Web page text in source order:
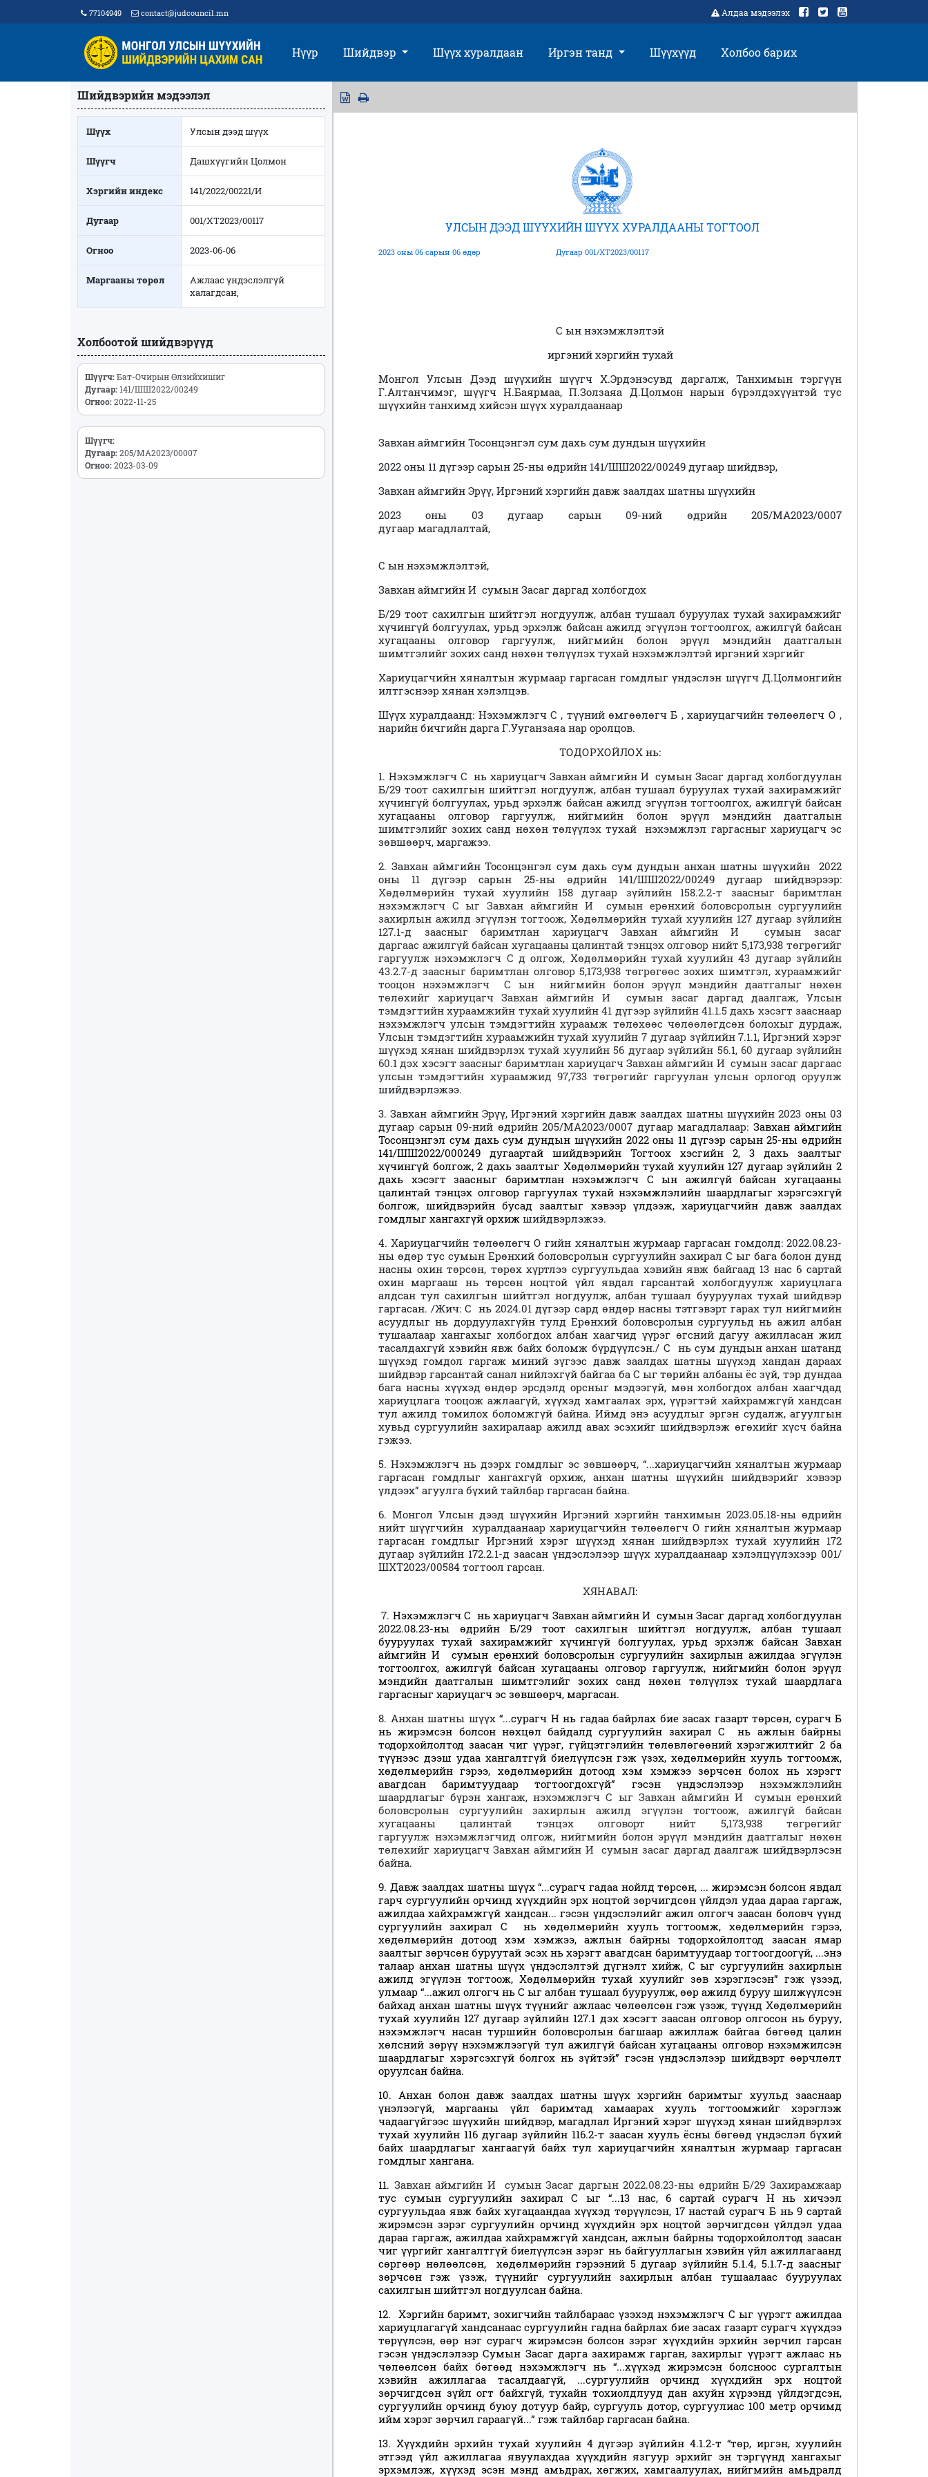
77104949 contact@judcouncil.mn Алдаа мэдээлэх
Нүүр Шийдвэр Шүүх хуралдаан Иргэн танд Шүүхүүд Холбоо барих
Шийдвэрийн мэдээлэл
Шүүх Улсын дээд шүүх
Шүүгч Дашхүүгийн Цолмон
Хэргийн индекс 141/2022/00221/И
Дугаар 001/ХТ2023/00117
Огноо 2023-06-06
Маргааны төрөл
Ажлаас үндэслэлгүй
халагдсан,
Холбоотой шийдвэрүүд
Шүүгч:Бат-Очирын Өлзийхишиг
Дугаар:141/ШШ2022/00249
Огноо:2022-11-25
Шүүгч:
Дугаар:205/МА2023/00007
Огноо:2023-03-09
УЛСЫН ДЭЭД ШҮҮХИЙН ШҮҮХ ХУРАЛДААНЫ ТОГТООЛ
2023 оны 06 сарын 06 өдөр Дугаар 001/ХТ2023/00117
С ын нэхэмжлэлтэй
иргэний хэргийн тухай
Монгол Улсын Дээд шүүхийн шүүгч Х.Эрдэнэсувд даргалж, Танхимын тэргүүн
Г.Алтанчимэг, шүүгч Н.Баярмаа, П.Золзаяа Д.Цолмон нарын бүрэлдэхүүнтэй тус
шүүхийн танхимд хийсэн шүүх хуралдаанаар
Завхан аймгийн Тосонцэнгэл сум дахь сум дундын шүүхийн
2022 оны 11 дүгээр сарын 25-ны өдрийн 141/ШШ2022/00249 дугаар шийдвэр,
Завхан аймгийн Эрүү, Иргэний хэргийн давж заалдах шатны шүүхийн
2023 оны 03 дугаар сарын 09-ний өдрийн 205/МА2023/0007
дугаар магадлалтай,
С ын нэхэмжлэлтэй,
Завхан аймгийн И сумын Засаг даргад холбогдох
Б/29 тоот сахилгын шийтгэл ногдуулж, албан тушаал буруулах тухай захирамжийг
хүчингүй болгуулах, урьд эрхэлж байсан ажилд эгүүлэн тогтоолгох, ажилгүй байсан
хугацааны олговор гаргуулж, нийгмийн болон эрүүл мэндийн даатгалын
шимтгэлийг зохих санд нөхөн төлүүлэх тухай нэхэмжлэлтэй иргэний хэргийг
Хариуцагчийн хяналтын журмаар гаргасан гомдлыг үндэслэн шүүгч Д.Цолмонгийн
илтгэснээр хянан хэлэлцэв.
Шүүх хуралдаанд: Нэхэмжлэгч С , түүний өмгөөлөгч Б , хариуцагчийн төлөөлөгч О ,
нарийн бичгийн дарга Г.Ууганзаяа нар оролцов.
ТОДОРХОЙЛОХ нь:
1. Нэхэмжлэгч С нь хариуцагч Завхан аймгийн И сумын Засаг даргад холбогдуулан
Б/29 тоот сахилгын шийтгэл ногдуулж, албан тушаал буруулах тухай захирамжийг
хүчингүй болгуулах, урьд эрхэлж байсан ажилд эгүүлэн тогтоолгох, ажилгүй байсан
хугацааны олговор гаргуулж, нийгмийн болон эрүүл мэндийн даатгалын
шимтгэлийг зохих санд нөхөн төлүүлэх тухай нэхэмжлэл гаргасныг хариуцагч эс
зөвшөөрч, маргажээ.
2. Завхан аймгийн Тосонцэнгэл сум дахь сум дундын анхан шатны шүүхийн 2022
оны 11 дүгээр сарын 25-ны өдрийн 141/ШШ2022/00249 дугаар шийдвэрээр:
Хөдөлмөрийн тухай хуулийн 158 дугаар зүйлийн 158.2.2-т заасныг баримтлан
нэхэмжлэгч С ыг Завхан аймгийн И сумын ерөнхий боловсролын сургуулийн
захирлын ажилд эгүүлэн тогтоож,Хөдөлмөрийн тухай хуулийн 127 дугаар зүйлийн
127.1-д заасныг баримтлан хариуцагч Завхан аймгийн И сумын засаг
даргаас ажилгүй байсан хугацааны цалинтай тэнцэх олговор нийт 5,173,938 төгрөгийг
гаргуулж нэхэмжлэгч С д олгож, Хөдөлмөрийн тухай хуулийн 43 дугаар зүйлийн
43.2.7-д заасныг баримтлан олговор 5,173,938 төгрөгөөс зохих шимтгэл, хураамжийг
тооцон нэхэмжлэгч С ын нийгмийн болон эрүүл мэндийн даатгалыг нөхөн
төлөхийг хариуцагчЗавхан аймгийн И сумын засаг даргад даалгаж, Улсын
тэмдэгтийн хураамжийн тухай хуулийн 41 дүгээр зүйлийн 41.1.5 дахь хэсэгт зааснаар
нэхэмжлэгч улсын тэмдэгтийн хураамж төлөхөөс чөлөөлөгдсөн болохыг дурдаж,
Улсын тэмдэгтийн хураамжийн тухай хуулийн 7 дугаар зүйлийн 7.1.1, Иргэний хэрэг
шүүхэд хянан шийдвэрлэх тухай хуулийн 56 дугаар зүйлийн 56.1, 60 дугаар зүйлийн
60.1 дэх хэсэгт заасныг баримтлан хариуцагч Завхан аймгийн И сумын засаг даргаас
улсын тэмдэгтийн хураамжид 97,733 төгрөгийг гаргуулан улсын орлогод оруулж
шийдвэрлэжээ.
3. Завхан аймгийн Эрүү, Иргэний хэргийн давж заалдах шатны шүүхийн 2023 оны 03
дугаар сарын 09-ний өдрийн 205/МА2023/0007 дугаар магадлалаар: Завхан аймгийн
Тосонцэнгэл сум дахь сум дундын шүүхийн 2022 оны 11 дүгээр сарын 25-ны өдрийн
141/ШШ2022/000249 дугаартай шийдвэрийн Тогтоох хэсгийн 2, 3 дахь заалтыг
хүчингүй болгож, 2 дахь заалтыг Хөдөлмөрийн тухай хуулийн 127 дугаар зүйлийн 2
дахь хэсэгт заасныг баримтлан нэхэмжлэгч С ын ажилгүй байсан хугацааны
цалинтай тэнцэх олговор гаргуулах тухай нэхэмжлэлийн шаардлагыг хэрэгсэхгүй
болгож, шийдвэрийн бусад заалтыг хэвээр үлдээж, хариуцагчийн давж заалдах
гомдлыг хангахгүй орхиж шийдвэрлэжээ.
4.Хариуцагчийн төлөөлөгч О гийн хяналтын журмаар гаргасан гомдолд: 2022.08.23-
ны өдөр тус сумын Ерөнхий боловсролын сургуулийн захирал С ыг бага болон дунд
насны охин төрсөн, төрөх хүртлээ сургуульдаа хэвийн явж байгаад 13 нас 6 сартай
охин маргааш нь төрсөн ноцтой үйл явдал гарсантай холбогдуулж хариуцлага
алдсан тул сахилгын шийтгэл ногдуулж, албан тушаал бууруулах тухай шийдвэр
гаргасан. /Жич: С нь 2024.01 дүгээр сард өндөр насны тэтгэвэрт гарах тул нийгмийн
асуудлыг нь дордуулахгүйн тулд Ерөнхий боловсролын сургуульд нь ажил албан
тушаалаар хангахыг холбогдох албан хаагчид үүрэг өгсний дагуу ажилласан жил
тасалдахгүй хэвийн явж байх боломж бүрдүүлсэн./ С нь сум дундын анхан шатанд
шүүхэд гомдол гаргаж миний зүгээс давж заалдах шатны шүүхэд хандан дараах
шийдвэр гарсантай санал нийлэхгүй байгаа ба С ыг төрийн албаны ёс зүй, тэр дундаа
бага насны хүүхэд өндөр эрсдэлд орсныг мэдээгүй, мөн холбогдох албан хаагчдад
хариуцлага тооцож ажлаагүй, хүүхэд хамгаалах эрх, үүрэгтэй хайхрамжгүй хандсан
тул ажилд томилох боломжгүй байна. Иймд энэ асуудлыг эргэн судалж, агуулгын
хувьд сургуулийн захиралаар ажилд авах эсэхийг шийдвэрлэж өгөхийг хүсч байна
гэжээ.
5. Нэхэмжлэгч нь дээрх гомдлыг эс зөвшөөрч, “...хариуцагчийн хяналтын журмаар
гаргасан гомдлыг хангахгүй орхиж, анхан шатны шүүхийн шийдвэрийг хэвээр
үлдээх” агуулга бүхий тайлбар гаргасан байна.
6. Монгол Улсын дээд шүүхийн Иргэний хэргийн танхимын 2023.05.18-ны өдрийн
нийт шүүгчийн хуралдаанаар хариуцагчийн төлөөлөгч О гийн хяналтын журмаар
гаргасан гомдлыг Иргэний хэрэг шүүхэд хянан шийдвэрлэх тухай хуулийн 172
дугаар зүйлийн 172.2.1-д заасан үндэслэлээр шүүх хуралдаанаар хэлэлцүүлэхээр 001/
ШХТ2023/00584 тогтоол гарсан.
ХЯНАВАЛ:
7. Нэхэмжлэгч С нь хариуцагч Завхан аймгийн И сумын Засаг даргад холбогдуулан
2022.08.23-ны өдрийн Б/29 тоот сахилгын шийтгэл ногдуулж, албан тушаал
бууруулах тухай захирамжийг хүчингүй болгуулах, урьд эрхэлж байсан Завхан
аймгийн И сумын ерөнхий боловсролын сургуулийн захирлын ажилдаа эгүүлэн
тогтоолгох, ажилгүй байсан хугацааны олговор гаргуулж, нийгмийн болон эрүүл
мэндийн даатгалын шимтгэлийг зохих санд нөхөн төлүүлэх тухай шаардлага
гаргасныг хариуцагч эс зөвшөөрч, маргасан.
8. Анхан шатны шүүх “...сурагч Н нь гадаа байрлах бие засах газарт төрсөн, сурагч Б
нь жирэмсэн болсон нөхцөл байдалд сургуулийн захирал С нь ажлын байрны
тодорхойлолтод заасан чиг үүрэг, гүйцэтгэлийн төлөвлөгөөний хэрэгжилтийг 2 ба
түүнээс дээш удаа хангалтгүй биелүүлсэн гэж үзэх, хөдөлмөрийн хууль тогтоомж,
хөдөлмөрийн гэрээ, хөдөлмөрийн дотоод хэм хэмжээ зөрчсөн болох нь хэрэгт
авагдсан баримтуудаар тогтоогдохгүй” гэсэн үндэслэлээр нэхэмжлэлийн
шаардлагыг бүрэн хангаж, нэхэмжлэгч С ыг Завхан аймгийн И сумын ерөнхий
боловсролын сургуулийн захирлын ажилд эгүүлэн тогтоож,ажилгүй байсан
хугацааны цалинтай тэнцэх олговорт нийт 5,173,938 төгрөгийг
гаргуулж нэхэмжлэгчид олгож, нийгмийн болон эрүүл мэндийн даатгалыг нөхөн
төлөхийг хариуцагчЗавхан аймгийн И сумын засаг даргад даалгажшийдвэрлэсэн
байна.
9. Давж заалдах шатны шүүх “...сурагч гадаа нойлд төрсөн, ... жирэмсэн болсон явдал
гарч сургуулийн орчинд хүүхдийн эрх ноцтой зөрчигдсөн үйлдэл удаа дараа гаргаж,
ажилдаа хайхрамжгүй хандсан... гэсэн үндэслэлийг ажил олгогч заасан боловч үүнд
сургуулийн захирал С нь хөдөлмөрийн хууль тогтоомж, хөдөлмөрийн гэрээ,
хөдөлмөрийн дотоод хэм хэмжээ, ажлын байрны тодорхойлолтод заасан ямар
заалтыг зөрчсөн буруутай эсэх нь хэрэгт авагдсан баримтуудаар тогтоогдоогүй, ...энэ
талаар анхан шатны шүүх үндэслэлтэй дүгнэлт хийж, С ыг сургуулийн захирлын
ажилд эгүүлэн тогтоож, Хөдөлмөрийн тухай хуулийг зөв хэрэглэсэн” гэж үзээд,
улмаар “...ажил олгогч нь С ыг албан тушаал бууруулж, өөр ажилд буруу шилжүүлсэн
байхад анхан шатны шүүх түүнийг ажлаас чөлөөлсөн гэж үзэж, түүнд Хөдөлмөрийн
тухай хуулийн 127 дугаар зүйлийн 127.1 дэх хэсэгт заасан олговор олгосон нь буруу,
нэхэмжлэгч насан туршийн боловсролын багшаар ажиллаж байгаа бөгөөд цалин
хөлсний зөрүү нэхэмжлээгүй тул ажилгүй байсан хугацааны олговор нэхэмжилсэн
шаардлагыг хэрэгсэхгүй болгох нь зүйтэй” гэсэн үндэслэлээр шийдвэрт өөрчлөлт
оруулсан байна.
10. Анхан болон давж заалдах шатны шүүх хэргийн баримтыг хуульд зааснаар
үнэлээгүй, маргааны үйл баримтад хамаарах хууль тогтоомжийг хэрэглэж
чадаагүйгээс шүүхийн шийдвэр, магадлал Иргэний хэрэг шүүхэд хянан шийдвэрлэх
тухай хуулийн 116 дугаар зүйлийн 116.2-т заасан хууль ёсны бөгөөд үндэслэл бүхий
байх шаардлагыг хангаагүй байх тул хариуцагчийн хяналтын журмаар гаргасан
гомдлыг хангана.
11. Завхан аймгийн И сумын Засаг даргын 2022.08.23-ны өдрийн Б/29 Захирамжаар
тус сумын сургуулийн захирал С ыг “...13 нас, 6 сартай сурагч Н нь хичээл
сургуульдаа явж байх хугацаандаа хүүхэд төрүүлсэн, 17 настай сурагч Б нь 9 сартай
жирэмсэн зэрэг сургуулийн орчинд хүүхдийн эрх ноцтой зөрчигдсөн үйлдэл удаа
дараа гаргаж, ажилдаа хайхрамжгүй хандсан, ажлын байрны тодорхойлолтод заасан
чиг үүргийг хангалтгүй биелүүлсэн зэрэг нь байгууллагын хэвийн үйл ажиллагаанд
сөргөөр нөлөөлсөн, хөдөлмөрийн гэрээний 5 дугаар зүйлийн 5.1.4, 5.1.7-д заасныг
зөрчсөн гэж үзэж, түүнийг сургуулийн захирлын албан тушаалаас бууруулах
сахилгын шийтгэл ногдуулсан байна.
12. Хэргийн баримт, зохигчийн тайлбараас үзэхэд нэхэмжлэгч С ыг үүрэгт ажилдаа
хариуцлагагүй хандсанаас сургуулийн гадна байрлах бие засах газарт сурагч хүүхдээ
төрүүлсэн, өөр нэг сурагч жирэмсэн болсон зэрэг хүүхдийн эрхийн зөрчил гарсан
гэсэн үндэслэлээр Сумын Засаг дарга захирамж гарган, захирлыг үүрэгт ажлаас нь
чөлөөлсөн байх бөгөөд нэхэмжлэгч нь “...хүүхэд жирэмсэн болсноос сургалтын
хэвийн ажиллагаа тасалдаагүй, ...сургуулийн орчинд хүүхдийн эрх ноцтой
зөрчигдсөн зүйл огт байхгүй, тухайн тохиолдлууд дан ахуйн хүрээнд үйлдэгдсэн,
сургуулийн орчинд буюу дотуур байр, сургууль дотор, сургуулиас 100 метр орчимд
ийм хэрэг зөрчил гараагүй...” гэж тайлбар гаргасан байна.
13. Хүүхдийн эрхийн тухай хуулийн 4 дүгээр зүйлийн 4.1.2-т “төр, иргэн, хуулийн
этгээд үйл ажиллагаа явуулахдаа хүүхдийн язгуур эрхийг эн тэргүүнд хангахыг
эрхэмлэж, хүүхэд эсэн мэнд амьдрах, хөгжих, хамгаалуулах, нийгмийн амьдралд